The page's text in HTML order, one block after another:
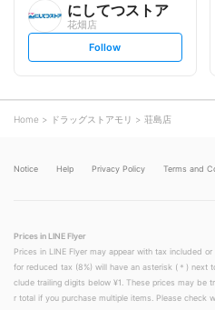
にしてつストア
花畑店
s
t
o
w
Follow
Home ドラッグストアモリ 荘島店
Notice Help Privacy Policy Terms and
Prices in LINE Flyer
Prices in LINE Flyer may appear with tax included
for reduced tax (8%) will have an asterisk (＊) next
clude trailing digits below ¥1. These prices may be
r total if you purchase multiple items. Please check